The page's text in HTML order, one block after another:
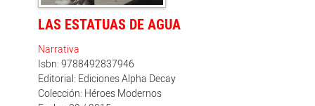
literatura: la ironía romántica.
LAS ESTATUAS DE AGUA
Narrativa
Isbn: 9788492837946
Editorial: Ediciones Alpha Decay
Colección: Héroes Modernos